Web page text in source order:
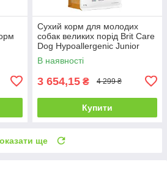
Сухий корм для молодих
собак великих порід Brit Care
Dog Hypoallergenic Junior
Large Breed - 12 кг
В наявності
3 654,15 ₴ 4 299 ₴
Купити
ще